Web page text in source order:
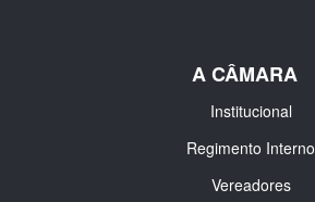
A CÂMARA
Institucional
Regimento Interno
Vereadores